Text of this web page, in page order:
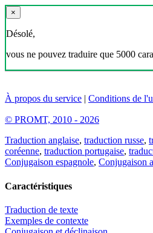
×
Désolé,
vous ne pouvez traduire que 5000
À propos du service | Conditions de
© PROMT, 2010 - 2026
Traduction anglaise, traduction russe,
coréenne, traduction portugaise,
Conjugaison espagnole, Conjugaison
Caractéristiques
Traduction de texte
Exemples de contexte